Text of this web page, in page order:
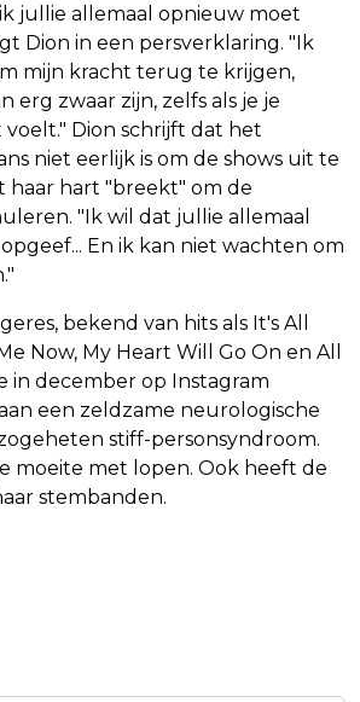
jullie allemaal opnieuw moet
Dion in een persverklaring. "Ik
mijn kracht terug te krijgen,
erg zwaar zijn, zelfs als je je
Dion schrijft dat het
niet eerlijk is om de shows uit te
haar hart "breekt" om de
"Ik wil dat jullie allemaal
En ik kan niet wachten om
bekend van hits als It's All
Now, My Heart Will Go On en All
in december op Instagram
een zeldzame neurologische
stiff-personsyndroom.
moeite met lopen. Ook heeft de
stembanden.
BIJ TESLA
WEERT